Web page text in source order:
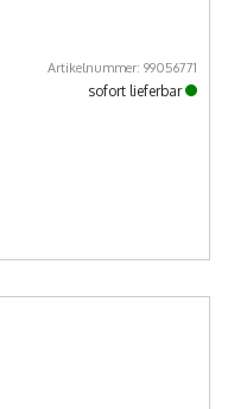
Artikelnummer: 99056771
sofort lieferbar